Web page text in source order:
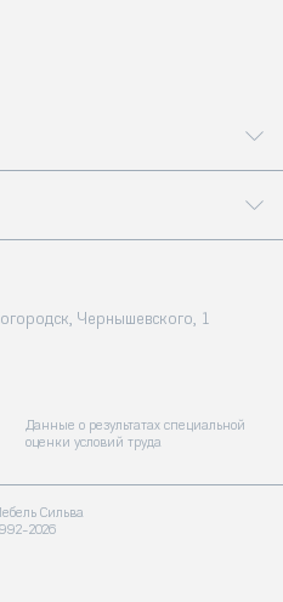
Чернышевского, 1
Данные о результатах специальной
оценки условий труда
Сильва
2026